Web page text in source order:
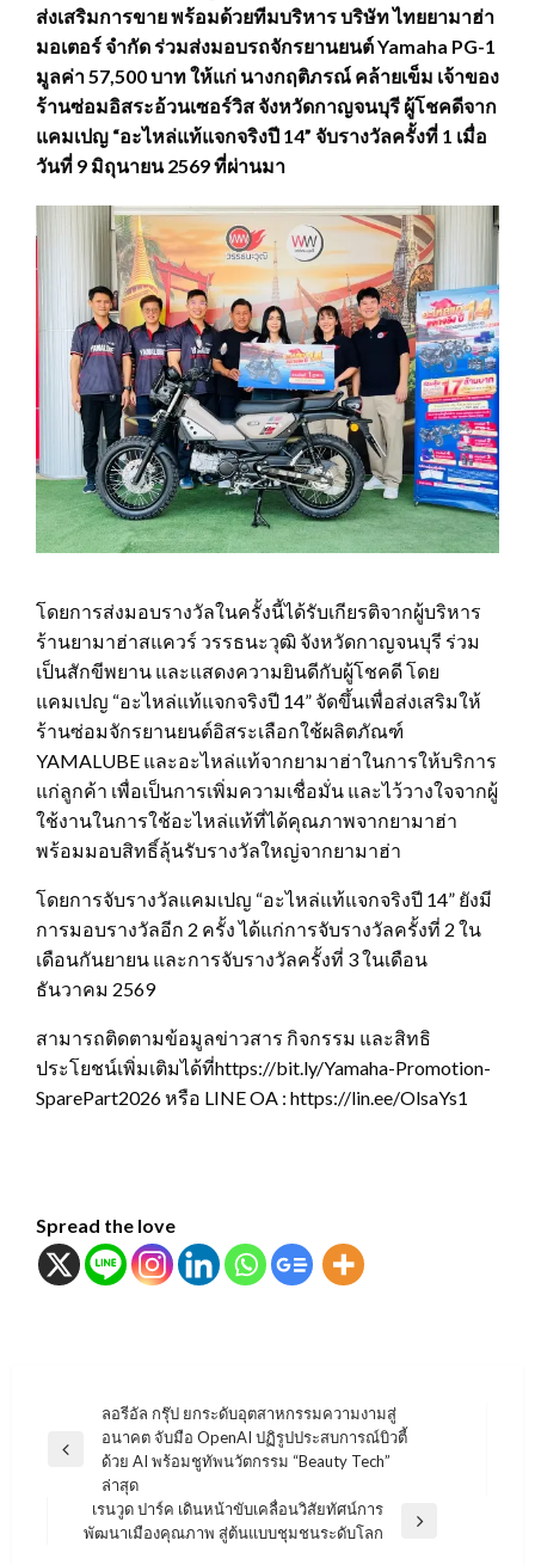
ส่งเสริมการขาย พร้อมด้วยทีมบริหาร บริษัท ไทยยามาฮ่า
มอเตอร์ จำกัด ร่วมส่งมอบรถจักรยานยนต์ Yamaha PG-1
มูลค่า 57,500 บาท ให้แก่ นางกฤติภรณ์ คล้ายเข็ม เจ้าของ
ร้านซ่อมอิสระอ้วนเซอร์วิส จังหวัดกาญจนบุรี ผู้โชคดีจาก
แคมเปญ “อะไหล่แท้แจกจริงปี 14” จับรางวัลครั้งที่ 1 เมื่อ
วันที่ 9 มิถุนายน 2569 ที่ผ่านมา
โดยการส่งมอบรางวัลในครั้งนี้ได้รับเกียรติจากผู้บริหาร
ร้านยามาฮ่าสแควร์ วรรธนะวุฒิ จังหวัดกาญจนบุรี ร่วม
เป็นสักขีพยาน และแสดงความยินดีกับผู้โชคดี โดย
แคมเปญ “อะไหล่แท้แจกจริงปี 14” จัดขึ้นเพื่อส่งเสริมให้
ร้านซ่อมจักรยานยนต์อิสระเลือกใช้ผลิตภัณฑ์
YAMALUBE และอะไหล่แท้จากยามาฮ่าในการให้บริการ
แก่ลูกค้า เพื่อเป็นการเพิ่มความเชื่อมั่น และไว้วางใจจากผู้
ใช้งานในการใช้อะไหล่แท้ที่ได้คุณภาพจากยามาฮ่า
พร้อมมอบสิทธิ์ลุ้นรับรางวัลใหญ่จากยามาฮ่า
โดยการจับรางวัลแคมเปญ “อะไหล่แท้แจกจริงปี 14” ยังมี
การมอบรางวัลอีก 2 ครั้ง ได้แก่การจับรางวัลครั้งที่ 2 ใน
เดือนกันยายน และการจับรางวัลครั้งที่ 3 ในเดือน
ธันวาคม 2569
สามารถติดตามข้อมูลข่าวสาร กิจกรรม และสิทธิ
ประโยชน์เพิ่มเติมได้ที่https://bit.ly/Yamaha-Promotion-
SparePart2026 หรือ LINE OA : https://lin.ee/OlsaYs1
Spread the love
แนะแนว
เรื่อง
Previous
ลอรีอัล กรุ๊ป ยกระดับอุตสาหกรรมความงามสู่
อนาคต จับมือ OpenAI ปฏิรูปประสบการณ์บิวตี้
ด้วย AI พร้อมชูทัพนวัตกรรม “Beauty Tech”
ล่าสุด
Next
เรนวูด ปาร์ค เดินหน้าขับเคลื่อนวิสัยทัศน์การ
พัฒนาเมืองคุณภาพ สู่ต้นแบบชุมชนระดับโลก